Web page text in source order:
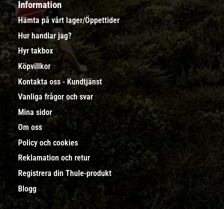
Information
Hämta på vårt lager/Öppettider
Hur handlar jag?
Hyr takbox
Köpvillkor
Kontakta oss - Kundtjänst
Vanliga frågor och svar
Mina sidor
Om oss
Policy och cookies
Reklamation och retur
Registrera din Thule-produkt
Blogg